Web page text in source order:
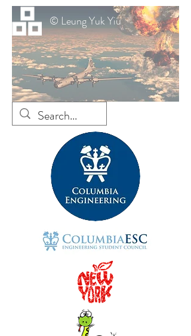
© Leung Yuk Yiu